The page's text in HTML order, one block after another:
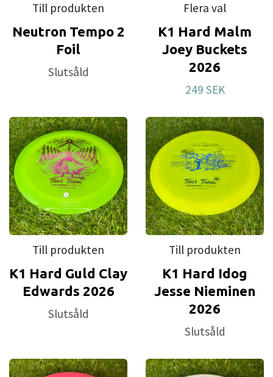
Till produkten
Neutron Tempo 2
Foil
Slutsåld
Flera val
K1 Hard Malm
Joey Buckets
2026
249 SEK
Till produkten
K1 Hard Guld Clay
Edwards 2026
Slutsåld
Till produkten
K1 Hard Idog
Jesse Nieminen
2026
Slutsåld